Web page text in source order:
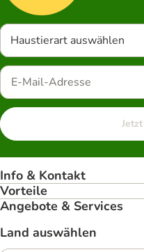
Haustierart auswählen
Info & Kontakt
Vorteile
Angebote & Services
Land auswählen